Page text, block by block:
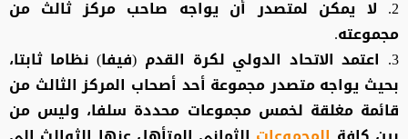
2. لا يمكن لمتصدر أن يواجه صاحب مركز ثالث من
مجموعته.
3. اعتمد الاتحاد الدولي لكرة القدم (فيفا) نظاما ثابتا،
بحيث يواجه متصدر مجموعة أحد أصحاب المركز الثالث من
قائمة مغلقة لخمس مجموعات محددة سلفا، وليس من